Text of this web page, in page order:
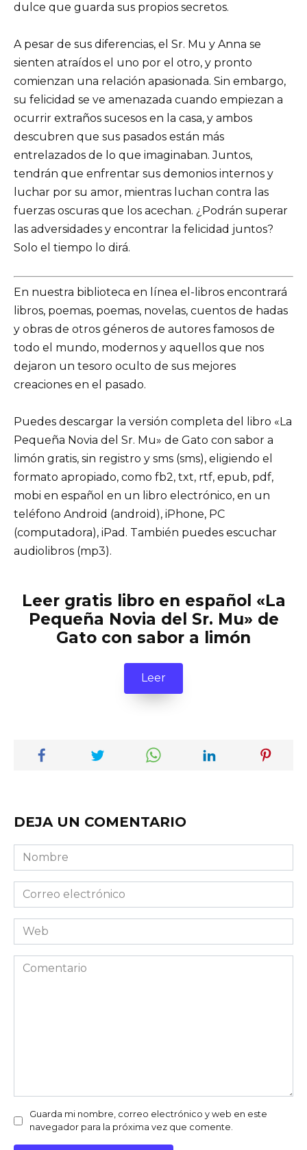
dulce que guarda sus propios secretos.
A pesar de sus diferencias, el Sr. Mu y Anna se
sienten atraídos el uno por el otro, y pronto
comienzan una relación apasionada. Sin embargo,
su felicidad se ve amenazada cuando empiezan a
ocurrir extraños sucesos en la casa, y ambos
descubren que sus pasados están más
entrelazados de lo que imaginaban. Juntos,
tendrán que enfrentar sus demonios internos y
luchar por su amor, mientras luchan contra las
fuerzas oscuras que los acechan. ¿Podrán superar
las adversidades y encontrar la felicidad juntos?
Solo el tiempo lo dirá.
En nuestra biblioteca en línea el-libros encontrará
libros, poemas, poemas, novelas, cuentos de hadas
y obras de otros géneros de autores famosos de
todo el mundo, modernos y aquellos que nos
dejaron un tesoro oculto de sus mejores
creaciones en el pasado.
Puedes descargar la versión completa del libro «La
Pequeña Novia del Sr. Mu» de Gato con sabor a
limón gratis, sin registro y sms (sms), eligiendo el
formato apropiado, como fb2, txt, rtf, epub, pdf,
mobi en español en un libro electrónico, en un
teléfono Android (android), iPhone, PC
(computadora), iPad. También puedes escuchar
audiolibros (mp3).
Leer gratis libro en español «La
Pequeña Novia del Sr. Mu» de
Gato con sabor a limón
Leer
DEJA UN COMENTARIO
Nombre
Correo
electrónico
Web
Comentario
Guarda mi nombre, correo electrónico y web en este
navegador para la próxima vez que comente.